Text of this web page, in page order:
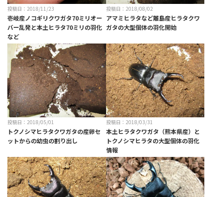
投稿日：2018/11/23
壱岐産ノコギリクワガタ70ミリオー
バー乱発と本土ヒラタ70ミリの羽化
など
投稿日：2018/08/02
アマミヒラタなど離島産ヒラタクワ
ガタの大型個体の羽化開始
投稿日：2018/05/01
トクノシマヒラタクワガタの産卵セ
ットからの幼虫の割り出し
投稿日：2018/03/31
本土ヒラタクワガタ（熊本県産）と
トクノシマヒラタの大型個体の羽化
情報